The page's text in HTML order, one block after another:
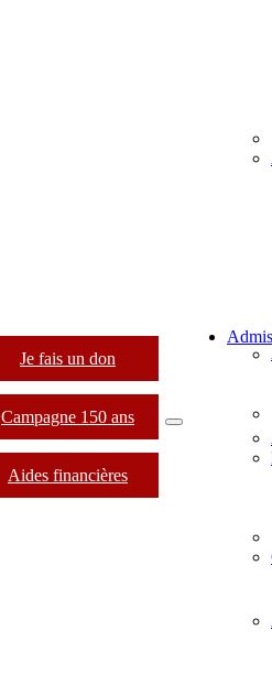
Je fais un don
Campagne 150 ans
Aides financières